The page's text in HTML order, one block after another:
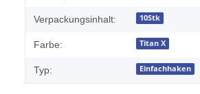
Verpackungsinhalt: 10Stk
Farbe: Titan X
Typ: Einfachhaken